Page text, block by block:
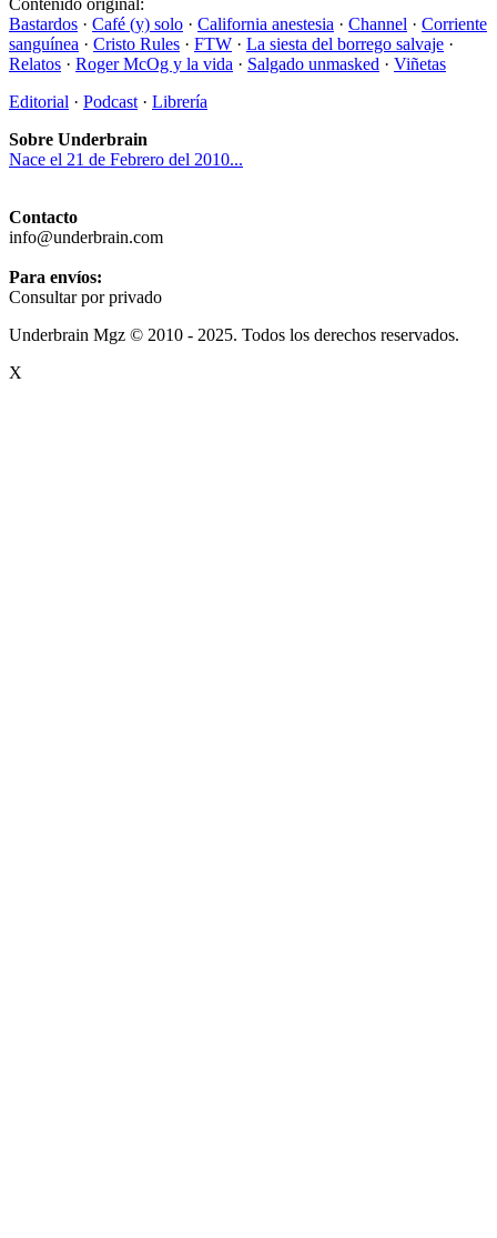
Contenido original:
Bastardos · Café (y) solo · California anestesia · Channel · Corriente
sanguínea · Cristo Rules · FTW · La siesta del borrego salvaje ·
Relatos · Roger McOg y la vida · Salgado unmasked · Viñetas
Editorial · Podcast · Librería
Sobre Underbrain
Nace el 21 de Febrero del 2010...
Contacto
info@underbrain.com
Para envíos:
Consultar por privado
Underbrain Mgz © 2010 - 2025. Todos los derechos reservados.
X